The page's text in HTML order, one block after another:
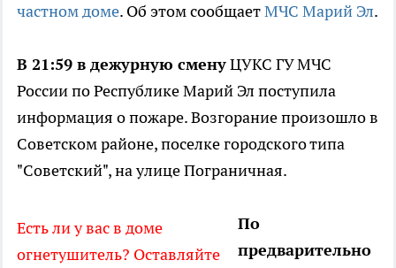
частном доме. Об этом сообщаетМЧС Марий Эл.
В 21:59 в дежурную сменуЦУКС ГУ МЧС
России по Республике Марий Эл поступила
информация о пожаре. Возгорание произошло в
Советском районе, поселке городского типа
"Советский", на улице Пограничная.
Есть ли у вас в доме
огнетушитель? Оставляйте
По
предварительно